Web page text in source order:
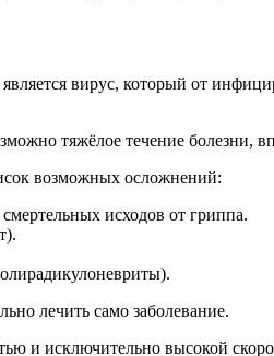
вирус, который от
тяжёлое течение болезни,
возможных осложнений:
исходов от гриппа.
лечить само заболевание.
и исключительно высокой